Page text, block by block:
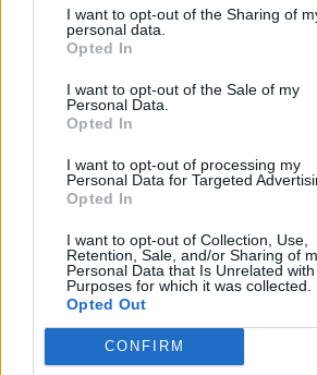
I want to opt-out of the Sharing of
personal data.
Opted In
I want to opt-out of the Sale of my
Personal Data.
Opted In
I want to opt-out of processing my
Personal Data for Targeted
Opted In
I want to opt-out of Collection, Use,
Retention, Sale, and/or Sharing of
Personal Data that Is Unrelated
Purposes for which it was collected.
Opted Out
CONFIRM
Weboldal:
http://
tevékenység, mely kapcsolatban áll a
adás-vételével, bizományosi
értékbecslésével és online aukciók
festmények, és egy online aukciós felület
számára lehetőség nyílik egy regisztráció
GALÉRIA TOVÁBBI MŰTÁRGYAI